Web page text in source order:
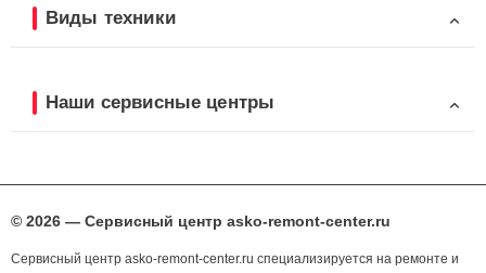
Виды техники
Наши сервисные центры
© 2026 — Сервисный центр asko-remont-center.ru
Сервисный центр asko-remont-center.ru специализируется на ремонте и